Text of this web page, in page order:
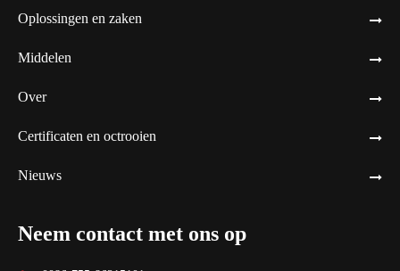
Oplossingen en zaken
Middelen
Over
Certificaten en octrooien
Nieuws
Neem contact met ons op